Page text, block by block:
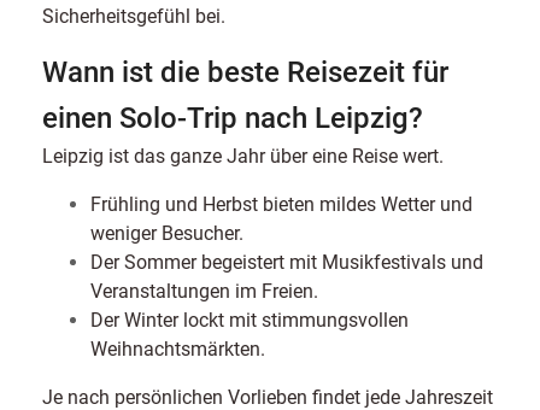
Sicherheitsgefühl bei.
Wann ist die beste Reisezeit für
einen Solo-Trip nach Leipzig?
Leipzig ist das ganze Jahr über eine Reise wert.
Frühling und Herbst bieten mildes Wetter und
weniger Besucher.
Der Sommer begeistert mit Musikfestivals und
Veranstaltungen im Freien.
Der Winter lockt mit stimmungsvollen
Weihnachtsmärkten.
Je nach persönlichen Vorlieben findet jede Jahreszeit